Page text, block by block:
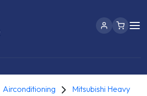
Airconditioning
Mitsubishi Heavy